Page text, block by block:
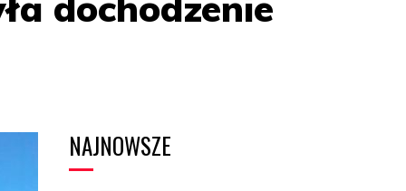
NAJNOWSZE